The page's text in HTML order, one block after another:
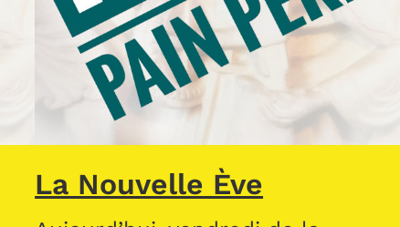
La Nouvelle Ève